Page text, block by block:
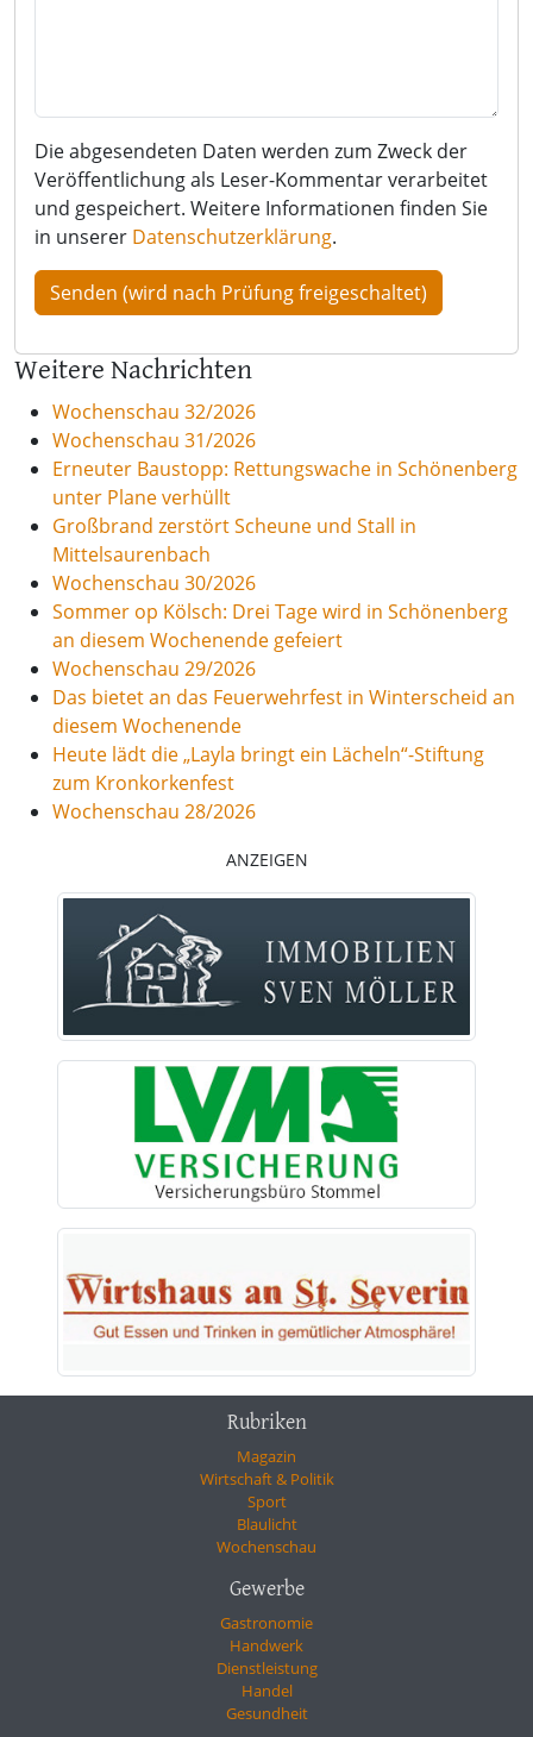
Die abgesendeten Daten werden zum Zweck der
Veröffentlichung als Leser-Kommentar verarbeitet
und gespeichert. Weitere Informationen finden Sie
in unserer Datenschutzerklärung.
Weitere Nachrichten
Wochenschau 32/2026
Wochenschau 31/2026
Erneuter Baustopp: Rettungswache in Schönenberg
unter Plane verhüllt
Großbrand zerstört Scheune und Stall in
Mittelsaurenbach
Wochenschau 30/2026
Sommer op Kölsch: Drei Tage wird in Schönenberg
an diesem Wochenende gefeiert
Wochenschau 29/2026
Das bietet an das Feuerwehrfest in Winterscheid an
diesem Wochenende
Heute lädt die „Layla bringt ein Lächeln“-Stiftung
zum Kronkorkenfest
Wochenschau 28/2026
ANZEIGEN
Rubriken
Magazin
Wirtschaft & Politik
Sport
Blaulicht
Wochenschau
Gewerbe
Gastronomie
Handwerk
Dienstleistung
Handel
Gesundheit